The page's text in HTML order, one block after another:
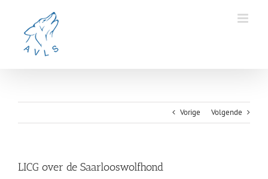
Vorige Volgende
LICG over de Saarlooswolfhond